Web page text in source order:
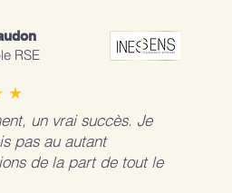
un vrai succès. Je
pas au autant
de la part de tout le
★
RSE